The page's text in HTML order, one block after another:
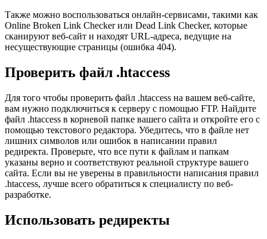
Также можно воспользоваться онлайн-сервисами, такими как
Online Broken Link Checker или Dead Link Checker, которые
сканируют веб-сайт и находят URL-адреса, ведущие на
несуществующие страницы (ошибка 404).
Проверить файл .htaccess
Для того чтобы проверить файл .htaccess на вашем веб-сайте,
вам нужно подключиться к серверу с помощью FTP. Найдите
файл .htaccess в корневой папке вашего сайта и откройте его с
помощью текстового редактора. Убедитесь, что в файле нет
лишних символов или ошибок в написании правил
редиректа. Проверьте, что все пути к файлам и папкам
указаны верно и соответствуют реальной структуре вашего
сайта. Если вы не уверены в правильности написания правил
.htaccess, лучше всего обратиться к специалисту по веб-
разработке.
Использовать редиректы